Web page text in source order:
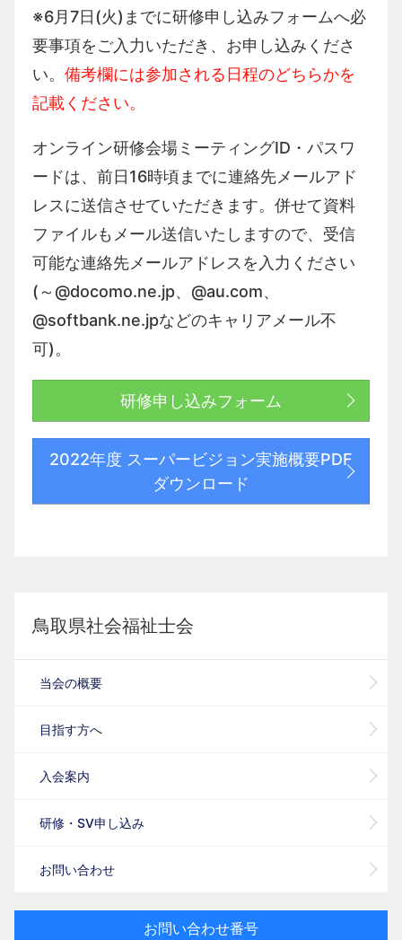
※6月7日(火)までに研修申し込みフォームへ必
要事項をご入力いただき、お申し込みくださ
い。 備考欄には参加される日程のどちらかを
記載ください。
オンライン研修会場ミーティングID・パスワ
ードは、前日16時頃までに連絡先メールアド
レスに送信させていただきます。併せて資料
ファイルもメール送信いたしますので、受信
可能な連絡先メールアドレスを入力ください
(～@docomo.ne.jp、@au.com、
@softbank.ne.jpなどのキャリアメール不
可)。
研修申し込みフォーム
2022年度 スーパービジョン実施概要PDF
ダウンロード
鳥取県社会福祉士会
当会の概要
目指す方へ
入会案内
研修・SV申し込み
お問い合わせ
お問い合わせ番号